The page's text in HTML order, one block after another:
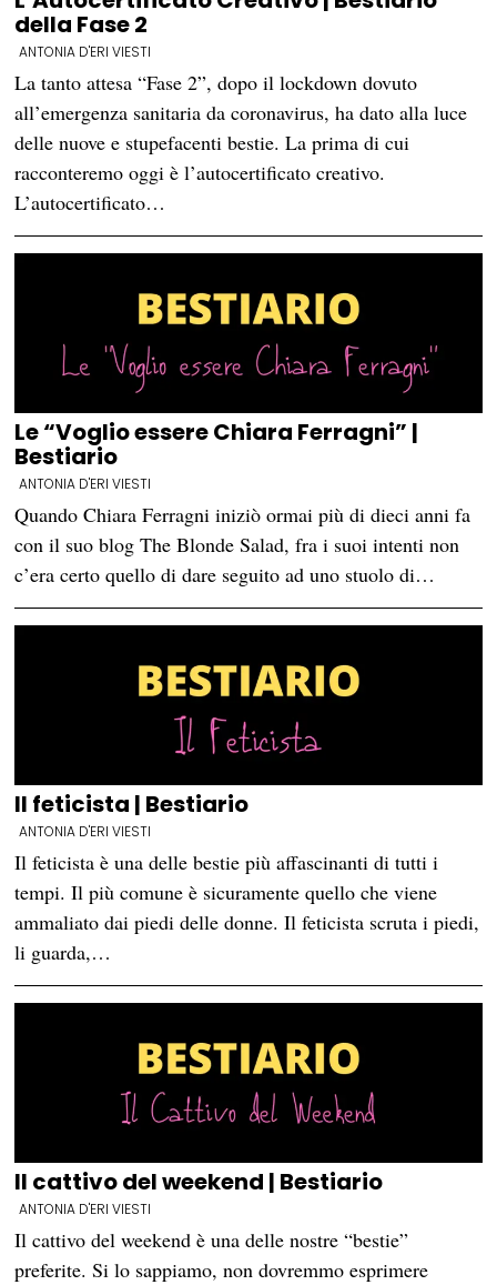
della Fase 2
ANTONIA D'ERI VIESTI
La tanto attesa “Fase 2”, dopo il lockdown dovuto
all’emergenza sanitaria da coronavirus, ha dato alla luce
delle nuove e stupefacenti bestie. La prima di cui
racconteremo oggi è l’autocertificato creativo.
L’autocertificato…
Le “Voglio essere Chiara Ferragni” |
Bestiario
ANTONIA D'ERI VIESTI
Quando Chiara Ferragni iniziò ormai più di dieci anni fa
con il suo blog The Blonde Salad, fra i suoi intenti non
c’era certo quello di dare seguito ad uno stuolo di…
Il feticista | Bestiario
ANTONIA D'ERI VIESTI
Il feticista è una delle bestie più affascinanti di tutti i
tempi. Il più comune è sicuramente quello che viene
ammaliato dai piedi delle donne. Il feticista scruta i piedi,
li guarda,…
Il cattivo del weekend | Bestiario
ANTONIA D'ERI VIESTI
Il cattivo del weekend è una delle nostre “bestie”
preferite. Si lo sappiamo, non dovremmo esprimere